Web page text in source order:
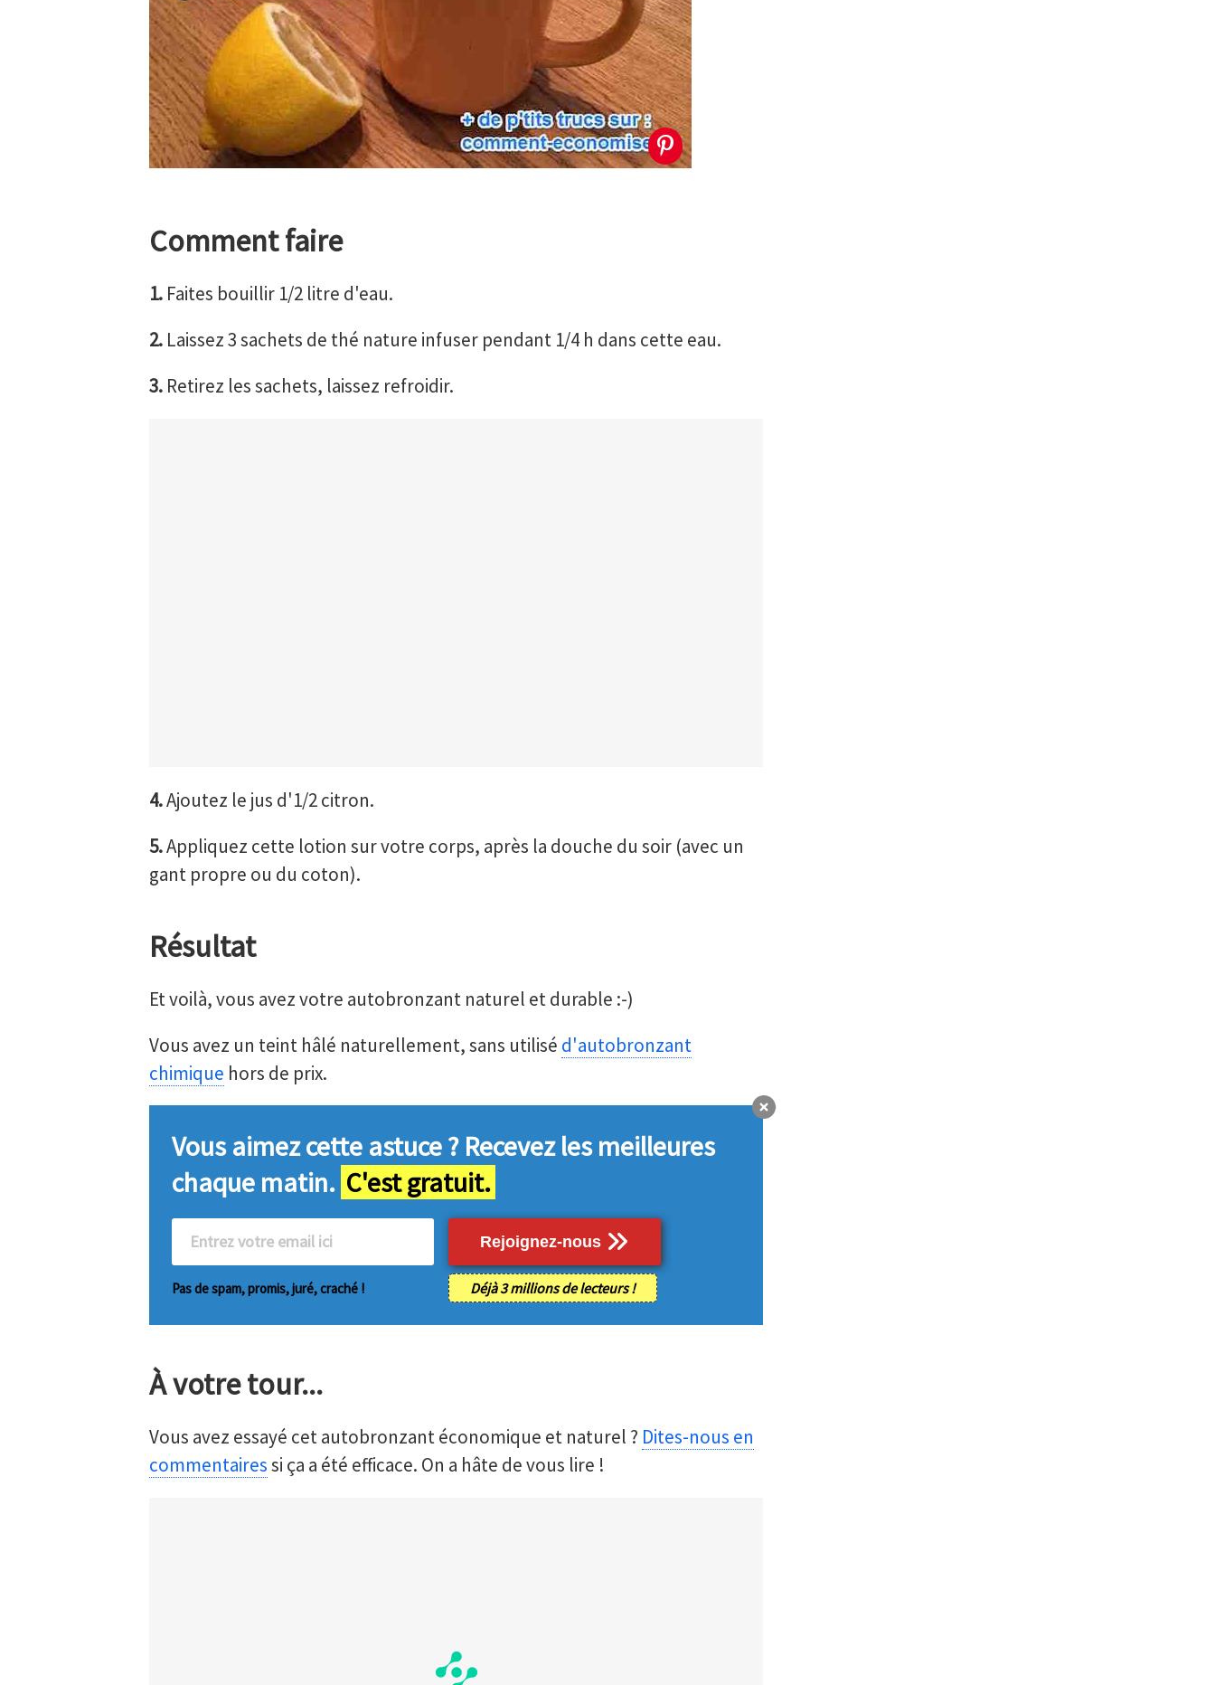
Comment faire
1. Faites bouillir 1/2 litre d'eau.
2. Laissez 3 sachets de thé nature infuser pendant 1/4 h dans cette eau.
3.Retirez les sachets, laissez refroidir.
4.Ajoutez le jus d'1/2 citron.
5.Appliquez cette lotion sur votre corps, après la douche du soir (avec un
gant propre ou du coton).
Résultat
Et voilà, vous avez votre autobronzant naturel et durable :-)
Vous avez un teint hâlé naturellement, sans utilisé d'autobronzant
chimique hors de prix.
Vous aimez cette astuce ? Recevez les meilleures
chaque matin. C'est gratuit.
Pas de spam, promis, juré, craché !
Rejoignez-nous
Déjà 3 millions de lecteurs !
À votre tour...
Vous avez essayé cet autobronzant économique et naturel ? Dites-nous en
commentairessi ça a été efficace. On a hâte de vous lire !